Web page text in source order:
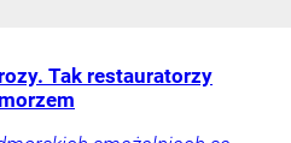
Tak restauratorzy